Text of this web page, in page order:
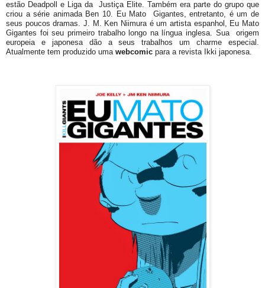
estão Deadpoll e Liga da Justiça Elite. Também era parte do grupo que
criou a série animada Ben 10. Eu Mato Gigantes, entretanto, é um de
seus poucos dramas. J. M. Ken Niimura é um artista espanhol, Eu Mato
Gigantes foi seu primeiro trabalho longo na língua inglesa. Sua origem
europeia e japonesa dão a seus trabalhos um charme especial.
Atualmente tem produzido uma webcomic para a revista Ikki japonesa.